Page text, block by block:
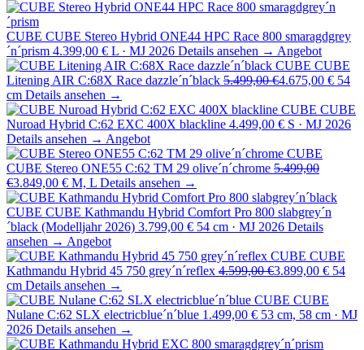
CUBE CUBE Stereo Hybrid ONE44 HPC Race 800 smaragdgrey
´n´prism 4.399,00 € L · MJ 2026 Details ansehen → Angebot
CUBE CUBE
Litening AIR C:68X Race dazzle´n´black 5.499,00 €4.675,00 € 54
cm Details ansehen →
CUBE CUBE
Nuroad Hybrid C:62 EXC 400X blackline 4.499,00 € S · MJ 2026
Details ansehen → Angebot
CUBE
CUBE Stereo ONE55 C:62 TM 29 olive´n´chrome 5.499,00
€3.849,00 € M, L Details ansehen →
CUBE CUBE Kathmandu Hybrid Comfort Pro 800 slabgrey´n
´black (Modelljahr 2026) 3.799,00 € 54 cm · MJ 2026 Details
ansehen → Angebot
CUBE CUBE
Kathmandu Hybrid 45 750 grey´n´reflex 4.599,00 €3.899,00 € 54
cm Details ansehen →
CUBE CUBE
Nulane C:62 SLX electricblue´n´blue 1.499,00 € 53 cm, 58 cm · MJ
2026 Details ansehen →